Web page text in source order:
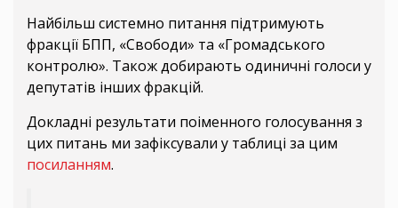
Найбільш системно питання підтримують
фракції БПП, «Свободи» та «Громадського
контролю». Також добирають одиничні голоси у
депутатів інших фракцій.
Докладні результати поіменного голосування з
цих питань ми зафіксували у таблиці за цим
посиланням.